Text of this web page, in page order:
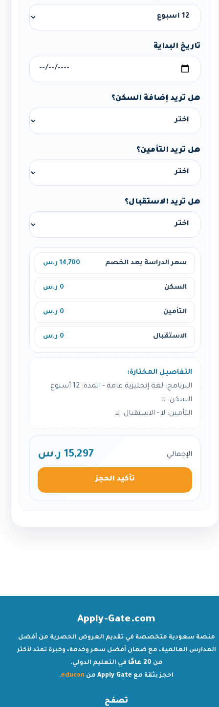
تاريخ البداية
هل تريد إضافة السكن؟
هل تريد التأمين؟
هل تريد الاستقبال؟
سعر الدراسة بعد الخصم 14,700 ر.س
السكن 0 ر.س
التأمين 0 ر.س
الاستقبال 0 ر.س
التفاصيل المختارة:
البرنامج: لغة إنجليزية عامة - المدة: 12 أسبوع
السكن: لا
التأمين: لا - الاستقبال: لا
الإجمالي 15,297 ر.س
تأكيد الحجز
Apply-Gate.com
منصة سعودية متخصصة في تقديم العروض الحصرية من أفضل
المدارس العالمية، مع ضمان أفضل سعر وخدمة، وخبرة تمتد لأكثر
من 20 عامًا
في التعليم الدولي.
احجز بثقة مع Apply Gate من educon
.
تصفح